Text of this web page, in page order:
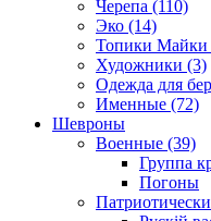
Черепа (110)
Эко (14)
Топики Майки
Художники (3)
Одежда для
Именные (72)
Шевроны
Военные (39)
Группа
Погоны